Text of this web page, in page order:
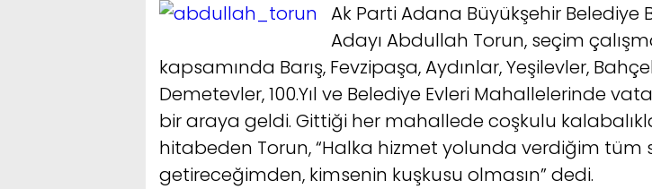
Ak Parti Adana Büyükşehir Belediye
Adayı Abdullah Torun, seçim
kapsamında Barış, Fevzipaşa, Aydınlar, Yeşilevler,
Demetevler, 100.Yıl ve Belediye Evleri Mahallelerinde
bir araya geldi. Gittiği her mahallede coşkulu
hitabeden Torun, “Halka hizmet yolunda verdiğim tüm
getireceğimden, kimsenin kuşkusu olmasın” dedi.